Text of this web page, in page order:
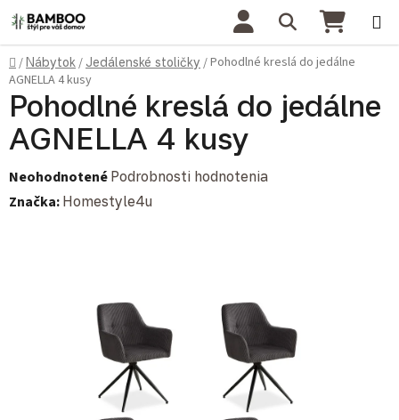
Prejsť na obsah Hľadať
Domov
/Nábytok / Jedálenské stoličky /Pohodlné kreslá do jedálne
AGNELLA 4 kusy
Pohodlné kreslá do jedálne
AGNELLA 4 kusy
Priemerné hodnotenie produktu je 0,0 z 5 hviezdičiek.
Neohodnotené Podrobnosti hodnotenia
Značka: Homestyle4u